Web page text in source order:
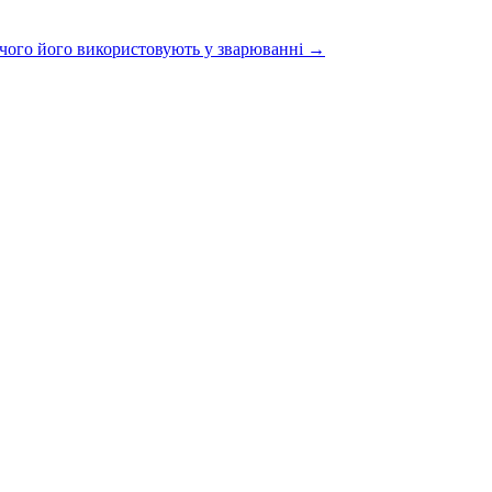
його використовують у зварюванні →